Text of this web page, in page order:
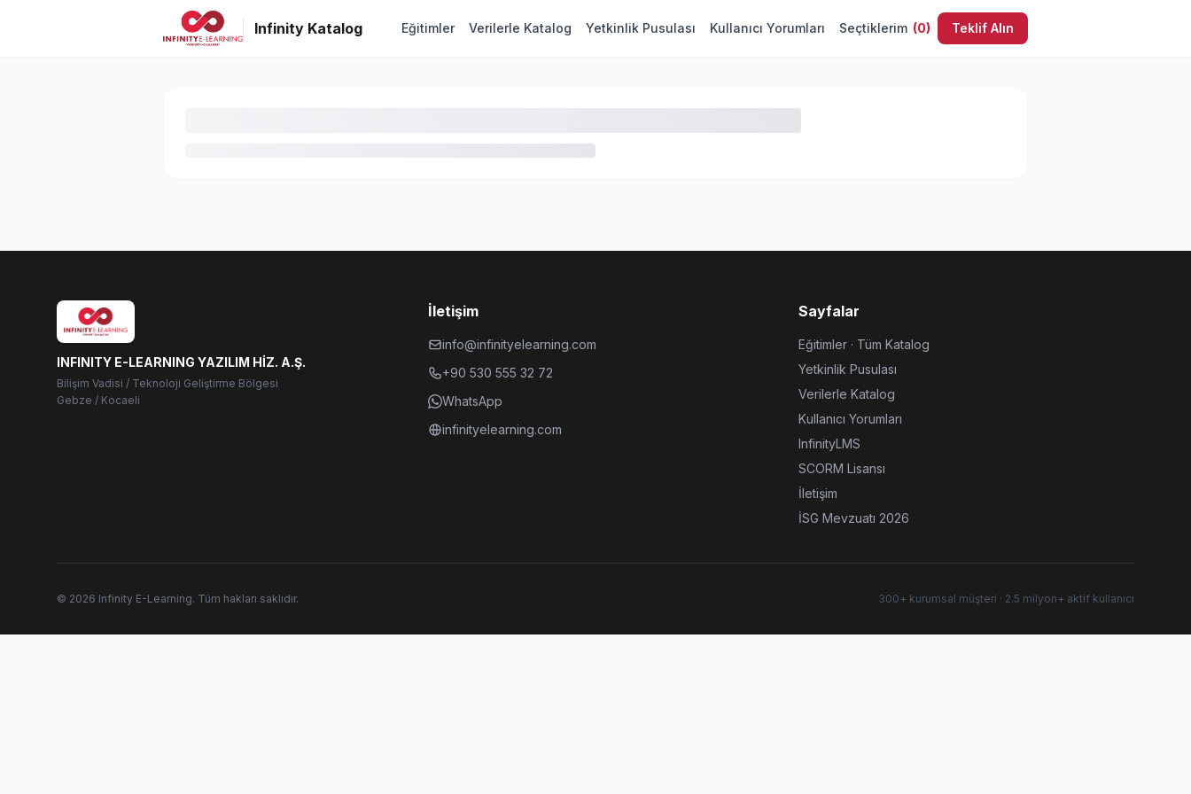
Infinity Katalog Eğitimler Verilerle Katalog Yetkinlik Pusulası Kullanıcı Yorumları Seçtiklerim (0) Teklif Alın
INFINITY E-LEARNING YAZILIM HİZ. A.Ş.
Bilişim Vadisi / Teknoloji Geliştirme Bölgesi
Gebze / Kocaeli
İletişim
info@infinityelearning.com
+90 530 555 32 72
WhatsApp
infinityelearning.com
Sayfalar
Eğitimler · Tüm Katalog
Yetkinlik Pusulası
Verilerle Katalog
Kullanıcı Yorumları
InfinityLMS
SCORM Lisansı
İletişim
İSG Mevzuatı 2026
© 2026 Infinity E-Learning. Tüm hakları saklıdır. 300+ kurumsal müşteri · 2.5 milyon+ aktif kullanıcı